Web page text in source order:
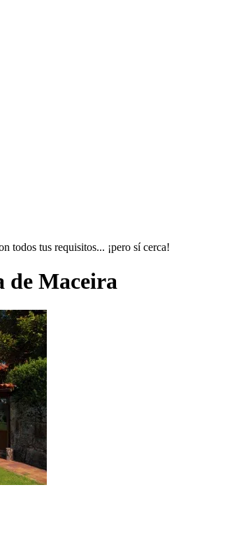
todos tus requisitos... ¡pero sí cerca!
de Maceira